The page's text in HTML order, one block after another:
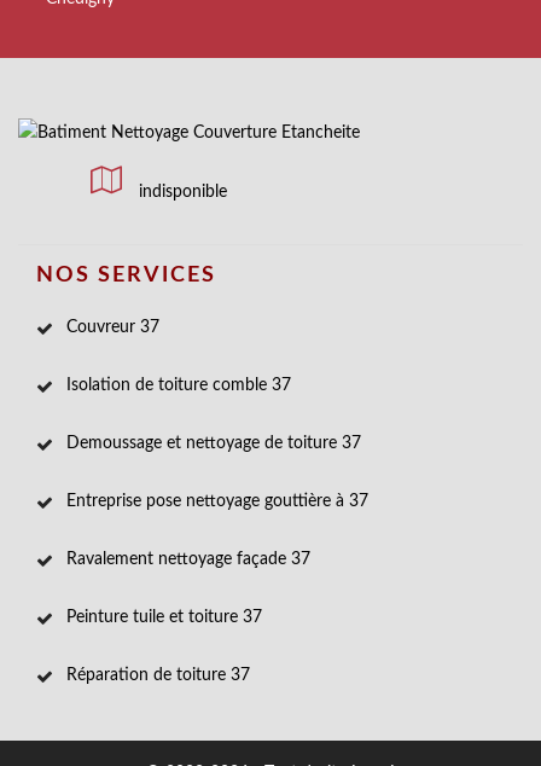
indisponible
NOS SERVICES
Couvreur 37
Isolation de toiture comble 37
Demoussage et nettoyage de toiture 37
Entreprise pose nettoyage gouttière à 37
Ravalement nettoyage façade 37
Peinture tuile et toiture 37
Réparation de toiture 37